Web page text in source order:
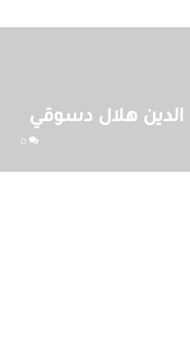
الدين هلال دسوقي
0